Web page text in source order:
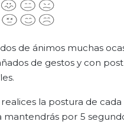
de ánimos muchas
de gestos y con
la postura de
mantendrás por 5